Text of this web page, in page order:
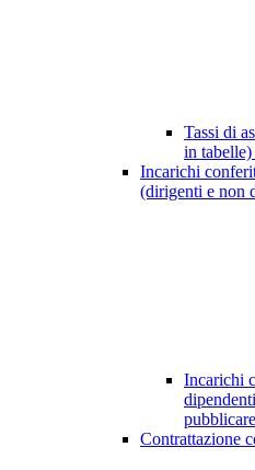
Tassi di
in tabelle)
Incarichi
(dirigenti e non
Incarichi
Contrattazione